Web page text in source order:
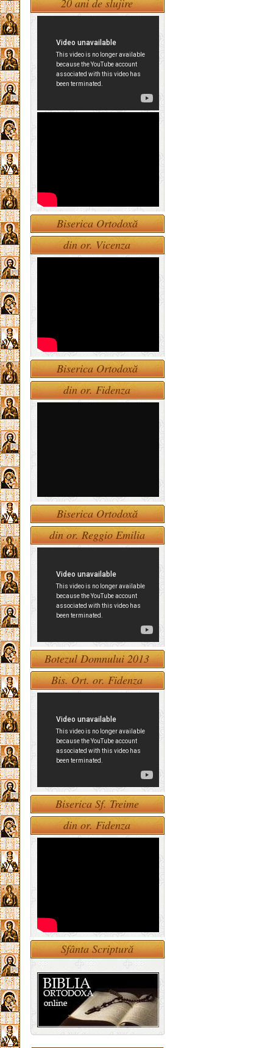
20 ani de slujire
Biserica Ortodoxă
din or. Vicenza
Biserica Ortodoxă
din or. Fidenza
Biserica Ortodoxă
din or. Reggio Emilia
Botezul Domnului 2013
Bis. Ort. or. Fidenza
Biserica Sf. Treime
din or. Fidenza
Sfânta Scriptură